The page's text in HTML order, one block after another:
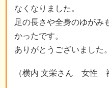
なくなりました。
足の長さや全身のゆがみ
かったです。
ありがとうございました。
（横内 文栄さん 女性